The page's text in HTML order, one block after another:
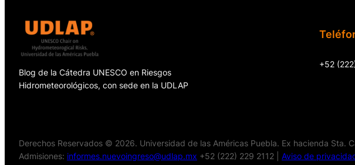
Blog de la Cátedra UNESCO en Riesgos
Hidrometeorológicos, con sede en la UDLAP
+52
Derechos Reservados © 2026. Universidad de las Américas Puebla. Ex hacienda Sta.
Admisiones: informes.nuevoingreso@udlap.mx +52 (222) 229 2112 | Aviso de